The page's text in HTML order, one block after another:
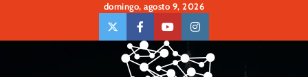
content
domingo, agosto 9, 2026
twiter Face Youtubeinsta